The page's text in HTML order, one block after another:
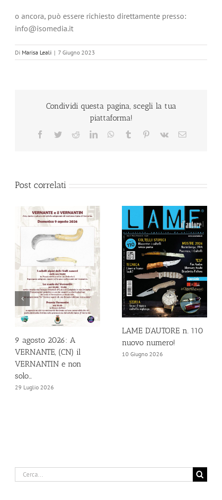
o ancora, può essere richiesto direttamente presso:
info@isomedia.it
Di Marisa Leali | 7 Giugno 2023
Condividi questa pagina, scegli la tua
piattaforma!
Facebook
TwitterRedditLinkedInWhatsApp
Tumblr Pinterest
Vk Email
Post correlati
9 agosto 2026: A
VERNANTE, (CN) il
VERNANTIN e non
solo…
29 Luglio 2026
LAME D’AUTORE n. 110
nuovo numero!
10 Giugno 2026
Cerca